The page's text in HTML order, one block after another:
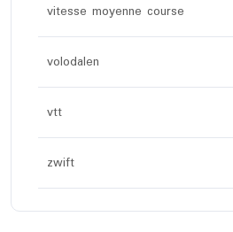
vitesse moyenne course
volodalen
vtt
zwift